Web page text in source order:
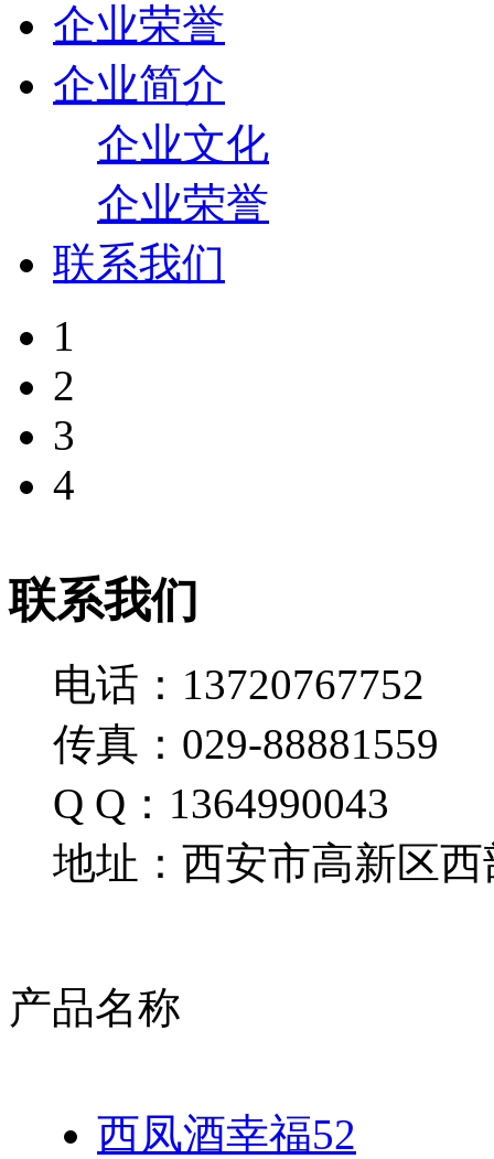
企业荣誉
企业简介
企业文化
企业荣誉
联系我们
1
2
3
4
联系我们
电话：13720767752
传真：029-88881559
Q Q：1364990043
地址：西安市高新区西
产品名称
西凤酒幸福52